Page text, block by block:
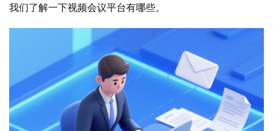
我们了解一下视频会议平台有哪些。